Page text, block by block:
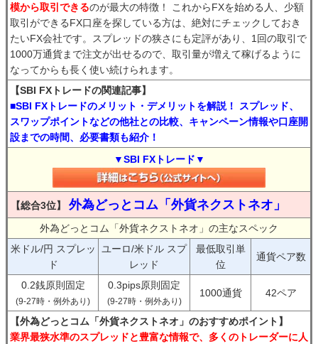
模から取引できるのが最大の特徴！ これからFXを始める人、少額
取引ができるFX口座を探している方は、絶対にチェックしておき
たいFX会社です。スプレッドの狭さにも定評があり、1回の取引で
1000万通貨まで注文が出せるので、取引量が増えて稼げるように
なってからも長く使い続けられます。
【SBI FXトレードの関連記事】
■SBI FXトレードのメリット・デメリットを解説！ スプレッド、
スワップポイントなどの他社との比較、キャンペーン情報や口座開
設までの時間、必要書類も紹介！
▼SBI FXトレード▼
【総合3位】 外為どっとコム「外貨ネクストネオ」
外為どっとコム「外貨ネクストネオ」の主なスペック
米ドル/円 スプレッ
ド
ユーロ/米ドル スプ
レッド
最低取引単
位
通貨ペア数
0.2銭原則固定
(9-27時・例外あり)
0.3pips原則固定
(9-27時・例外あり)
1000通貨 42ペア
【外為どっとコム「外貨ネクストネオ」のおすすめポイント】
業界最狭水準のスプレッドと豊富な情報で、多くのトレーダーに人